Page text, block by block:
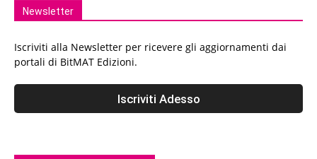
Newsletter
Iscriviti alla Newsletter per ricevere gli aggiornamenti dai
portali di BitMAT Edizioni.